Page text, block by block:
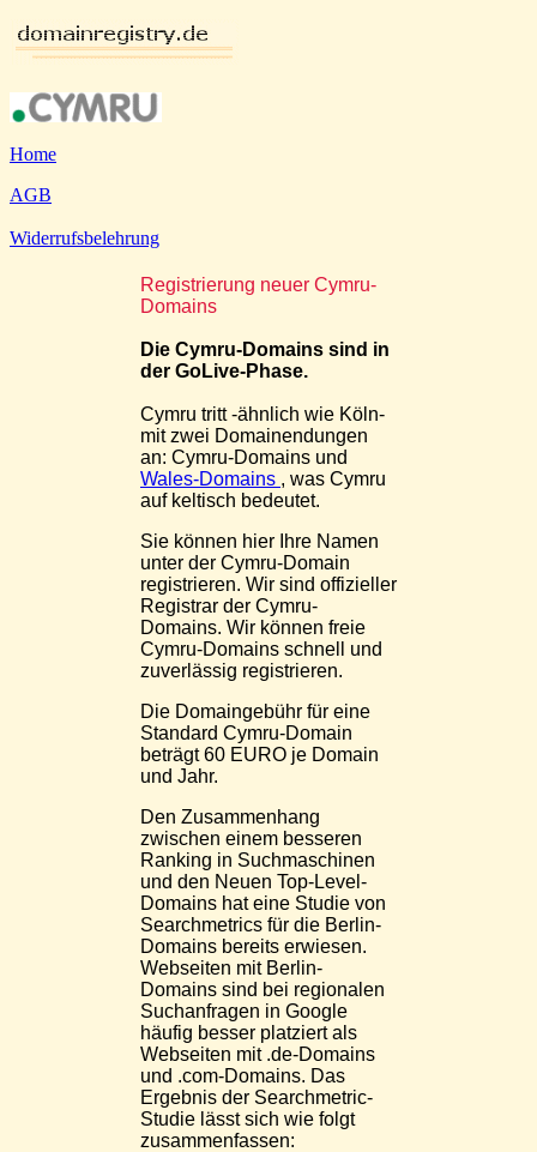
Home
AGB
Widerrufsbelehrung
Registrierung neuer Cymru-
Domains
Die Cymru-Domains sind in
der GoLive-Phase.
Cymru tritt -ähnlich wie Köln-
mit zwei Domainendungen
an: Cymru-Domains und
Wales-Domains , was Cymru
auf keltisch bedeutet.
Sie können hier Ihre Namen
unter der Cymru-Domain
registrieren. Wir sind offizieller
Registrar der Cymru-
Domains. Wir können freie
Cymru-Domains schnell und
zuverlässig registrieren.
Die Domaingebühr für eine
Standard Cymru-Domain
beträgt 60 EURO je Domain
und Jahr.
Den Zusammenhang
zwischen einem besseren
Ranking in Suchmaschinen
und den Neuen Top-Level-
Domains hat eine Studie von
Searchmetrics für die Berlin-
Domains bereits erwiesen.
Webseiten mit Berlin-
Domains sind bei regionalen
Suchanfragen in Google
häufig besser platziert als
Webseiten mit .de-Domains
und .com-Domains. Das
Ergebnis der Searchmetric-
Studie lässt sich wie folgt
zusammenfassen: